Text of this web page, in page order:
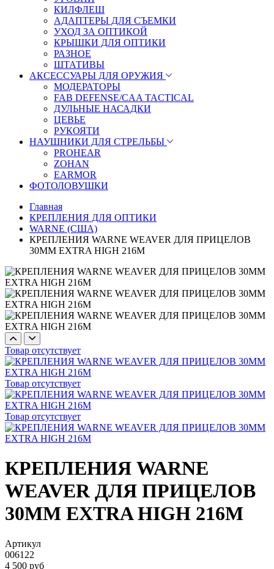
КИЛФЛЕШ
АДАПТЕРЫ ДЛЯ СЪЕМКИ
УХОД ЗА ОПТИКОЙ
КРЫШКИ ДЛЯ ОПТИКИ
РАЗНОЕ
ШТАТИВЫ
АКСЕССУАРЫ ДЛЯ ОРУЖИЯ
МОДЕРАТОРЫ
FAB DEFENSE/CAA TACTICAL
ДУЛЬНЫЕ НАСАДКИ
ЦЕВЬЕ
РУКОЯТИ
НАУШНИКИ ДЛЯ СТРЕЛЬБЫ
PROHEAR
ZOHAN
EARMOR
ФОТОЛОВУШКИ
Главная
КРЕПЛЕНИЯ ДЛЯ ОПТИКИ
WARNE (США)
КРЕПЛЕНИЯ WARNE WEAVER ДЛЯ ПРИЦЕЛОВ
30ММ EXTRA HIGH 216M
Товар отсутствует
Товар отсутствует
Товар отсутствует
КРЕПЛЕНИЯ WARNE
WEAVER ДЛЯ ПРИЦЕЛОВ
30ММ EXTRA HIGH 216M
Артикул
006122
4 500 руб